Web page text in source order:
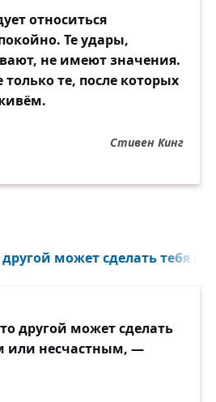
относиться
Те удары,
не имеют значения.
те, после которых
Стивен Кинг
может сделать тебя
другой может сделать
или несчастным, —